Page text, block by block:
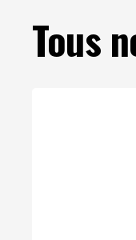
Tous